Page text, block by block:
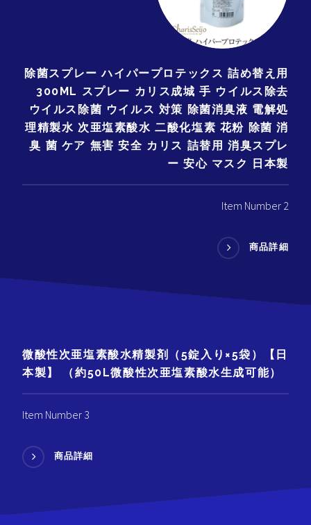
除菌スプレー ハイパープロテックス 詰め替え用
300ML スプレー カリス成城 手 ウイルス除去
ウイルス除菌 ウイルス 対策 除菌消臭液 電解処
理精製水 次亜塩素酸水 二酸化塩素 花粉 除菌 消
臭 菌 ケア 無害 安全 カリス 詰替用 消臭スプレ
ー 安心 マスク 日本製
Item Number 2
商品詳細
微酸性次亜塩素酸水精製剤（5錠入り×5袋）【日
本製】 （約50L微酸性次亜塩素酸水生成可能）
Item Number 3
商品詳細